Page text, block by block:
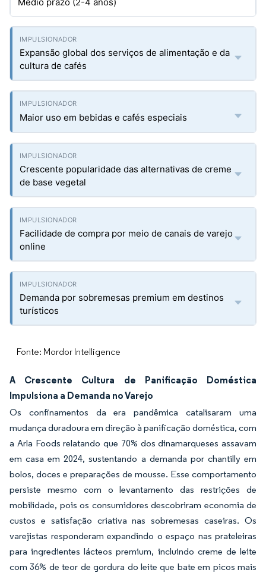
Expansão global dos serviços de alimentação e da
cultura de cafés
Maior uso em bebidas e cafés especiais
Crescente popularidade das alternativas de creme
de base vegetal
Facilidade de compra por meio de canais de varejo
online
Demanda por sobremesas premium em destinos
turísticos
Fonte: Mordor Intelligence
A Crescente Cultura de Panificação Doméstica
Impulsiona a Demanda no Varejo
Os confinamentos da era pandêmica catalisaram uma
mudança duradoura em direção à panificação doméstica, com
a Arla Foods relatando que 70% dos dinamarqueses assavam
em casa em 2024, sustentando a demanda por chantilly em
bolos, doces e preparações de mousse. Esse comportamento
persiste mesmo com o levantamento das restrições de
mobilidade, pois os consumidores descobriram economia de
custos e satisfação criativa nas sobremesas caseiras. Os
varejistas responderam expandindo o espaço nas prateleiras
para ingredientes lácteos premium, incluindo creme de leite
com 36% de teor de gordura do leite que bate em picos mais